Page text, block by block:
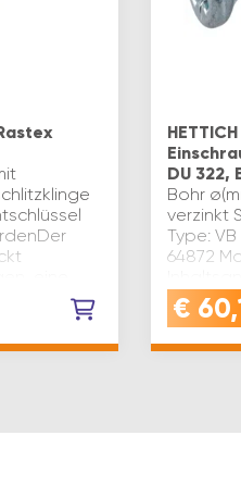
ist
DU 322,
Bohr
verzinkt
Type:
64872
€